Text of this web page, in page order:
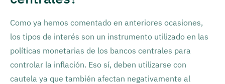
Como ya hemos comentado en anteriores ocasiones,
los tipos de interés son un instrumento utilizado en las
políticas monetarias de los bancos centrales para
controlar la inflación. Eso sí, deben utilizarse con
cautela ya que también afectan negativamente al